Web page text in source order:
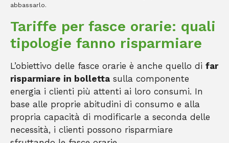
abbassarlo.
Tariffe per fasce orarie: quali
tipologie fanno risparmiare
L’obiettivo delle fasce orarie è anche quello di far
risparmiare in bolletta sulla componente
energia i clienti più attenti ai loro consumi. In
base alle proprie abitudini di consumo e alla
propria capacità di modificarle a seconda delle
necessità, i clienti possono risparmiare